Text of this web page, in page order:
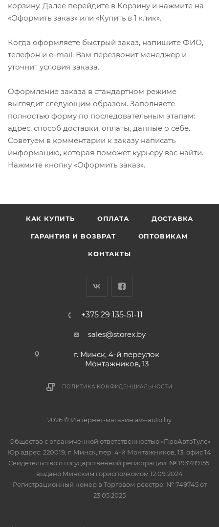
корзину. Далее перейдите в Корзину и нажмите на
«Оформить заказ» или «Купить в 1 клик».
Когда оформляете быстрый заказ, напишите ФИО,
телефон и e-mail. Вам перезвонит менеджер и
уточнит условия заказа.
Оформление заказа в стандартном режиме
выглядит следующим образом. Заполняете
полностью форму по последовательным этапам:
адрес, способ доставки, оплаты, данные о себе.
Советуем в комментарии к заказу написать
информацию, которая поможет курьеру вас найти.
Нажмите кнопку «Оформить заказ».
КАК КУПИТЬ ОПЛАТА ДОСТАВКА
ГАРАНТИЯ И ВОЗВРАТ ОПТОВИКАМ
КОНТАКТЫ
+375 29 135-51-11
sales@storex.by
г. Минск, 4-й переулок
Монтажников, 13
ПОЛИТИКА КОНФИДЕНЦИАЛЬНОСТИ
2026 © Интернет-магазин avs-auto.by
Общество с ограниченной ответственностью «ПроАвтоТулс»
Юр.адрес: 220019, г. Минск, пер. 4-й Монтажников, 13, офис 14
Свидетельство о государственной регистрации: № 193789155,
выдано Минским горисполкомом 12.09.2024
Регистрационный номер в Торговом реестре: № 749745 от
23.05.2025